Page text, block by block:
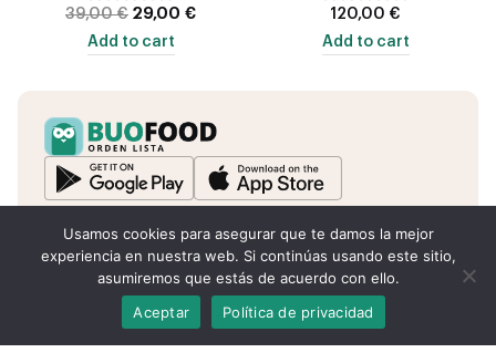
39,00€ 29,00 €
Add to cart
120,00 €
Add to cart
Buofood © 2025. Powered by Shoonos World LLC.
Aviso de privacidad
Legal
Políticas de cookies
Idiomas
Usamos cookies para asegurar que te damos la mejor
experiencia en nuestra web. Si continúas usando este sitio,
asumiremos que estás de acuerdo con ello.
Aceptar
Política de privacidad